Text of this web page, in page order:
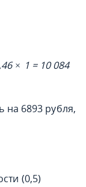
× 1 = 10 084
на 6893 рубля,
(0,5)